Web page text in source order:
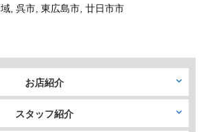
, 呉市, 東広島市, 廿日市市
お店紹介
スタッフ紹介